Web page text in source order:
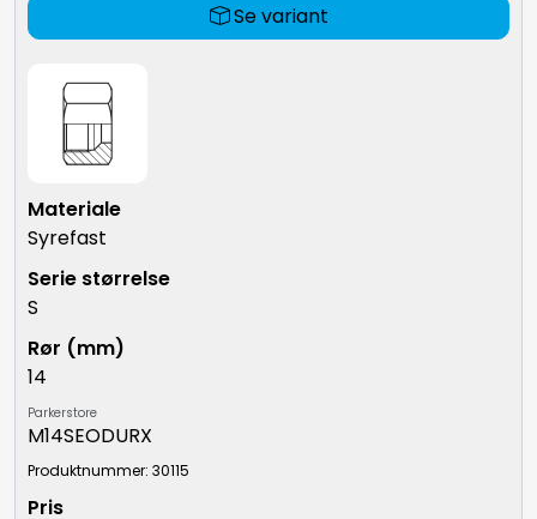
Se variant
Syrefast
S
14
Parkerstore
M14SEODURX
Produktnummer: 30115